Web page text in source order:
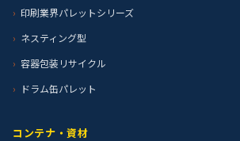
印刷業界パレットシリーズ
ネスティング型
容器包装リサイクル
ドラム缶パレット
コンテナ・資材